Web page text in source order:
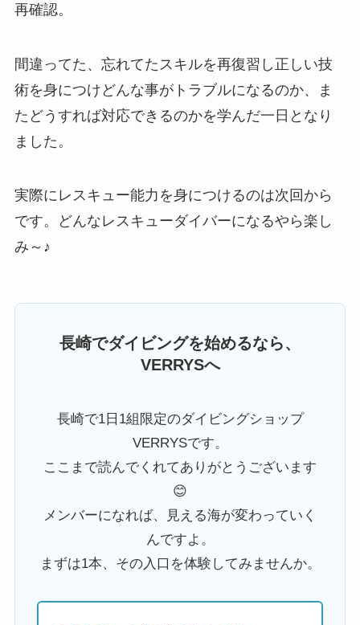
再確認。
間違ってた、忘れてたスキルを再復習し正しい技
術を身につけどんな事がトラブルになるのか、ま
たどうすれば対応できるのかを学んだ一日となり
ました。
実際にレスキュー能力を身につけるのは次回から
です。どんなレスキューダイバーになるやら楽し
み～♪
長崎でダイビングを始めるなら、
VERRYSへ
長崎で1日1組限定のダイビングショップ
VERRYSです。
ここまで読んでくれてありがとうございます
😊
メンバーになれば、見える海が変わっていく
んですよ。
まずは1本、その入口を体験してみませんか。